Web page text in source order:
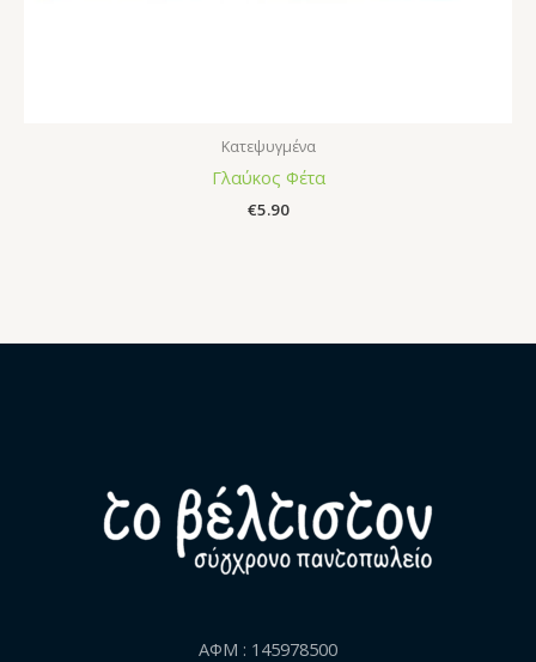
Κατεψυγμένα
Γλαύκος Φέτα
€5.90
ΑΦΜ : 145978500